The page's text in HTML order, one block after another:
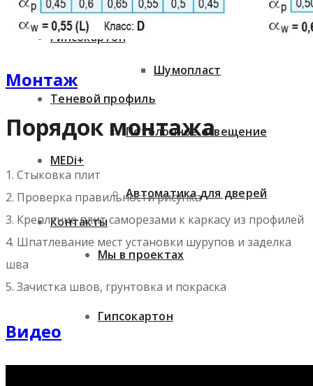
Гипсокартон
Теневой профиль
MEDi+
Контакты
ЗИПС
Шумопласт
Потолочное освещение
Автоматика для дверей
Мы в проектах
Гипсокартон
Монтаж
Порядок монтажа
1. Стыковка плит
2. Проверка правильности рисунка
3. Крепление плит саморезами к каркасу из профилей
4. Шпатлевание мест установки шурупов и заделка
шва
5. Зачистка швов, грунтовка и покраска
Видео